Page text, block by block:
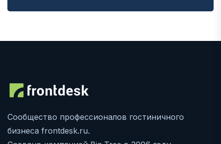
Сообщество профессионалов гостиничного
бизнеса frontdesk.ru.